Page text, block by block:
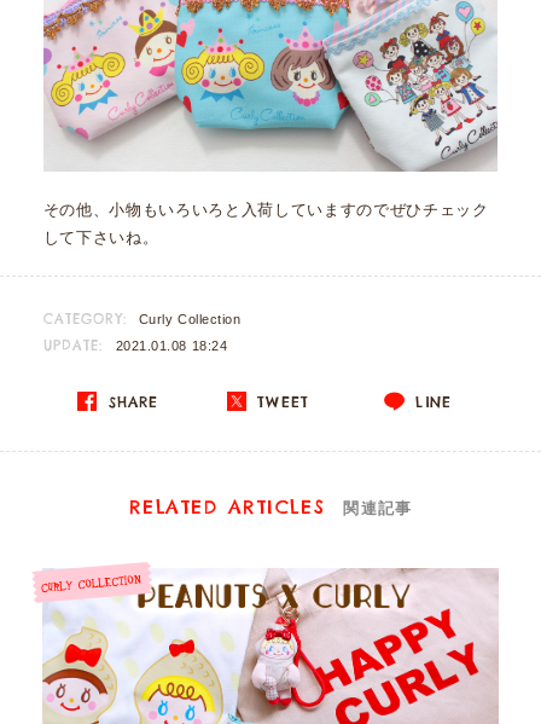
その他、小物もいろいろと入荷していますのでぜひチェック
して下さいね。
CATEGORY: Curly Collection
UPDATE: 2021.01.08 18:24
SHARE TWEET LINE
RELATED ARTICLES 関連記事